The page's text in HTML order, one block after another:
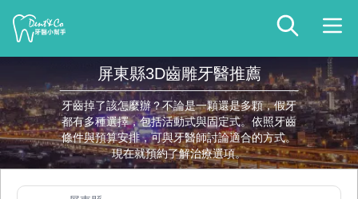
屏東縣3D齒雕牙醫推薦
牙齒掉了該怎麼辦？不論是一顆還是多顆，假牙
都有多種選擇，包括活動式與固定式。依照牙齒
條件與預算安排，可與牙醫師討論適合的方式。
現在就預約了解治療選項。